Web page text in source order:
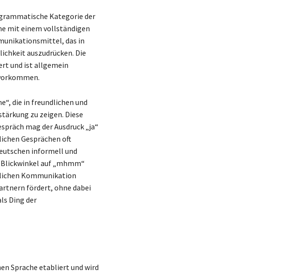
Kategorie der
mit einem vollständigen
das in
auszudrücken. Die
und ist allgemein
die in freundlichen und
zu zeigen. Diese
mag der Ausdruck „ja“
Gesprächen oft
informell und
auf „mhmm“
Kommunikation
fördert, ohne dabei
Ding der
Sprache etabliert und wird